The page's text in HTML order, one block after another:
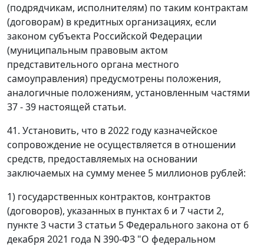
(подрядчикам, исполнителям) по таким контрактам
(договорам) в кредитных организациях, если
законом субъекта Российской Федерации
(муниципальным правовым актом
представительного органа местного
самоуправления) предусмотрены положения,
аналогичные положениям, установленным частями
37 - 39 настоящей статьи.
41. Установить, что в 2022 году казначейское
сопровождение не осуществляется в отношении
средств, предоставляемых на основании
заключаемых на сумму менее 5 миллионов рублей:
1) государственных контрактов, контрактов
(договоров), указанных в пунктах 6 и 7 части 2,
пункте 3 части 3 статьи 5 Федерального закона от 6
декабря 2021 года N 390-ФЗ "О федеральном